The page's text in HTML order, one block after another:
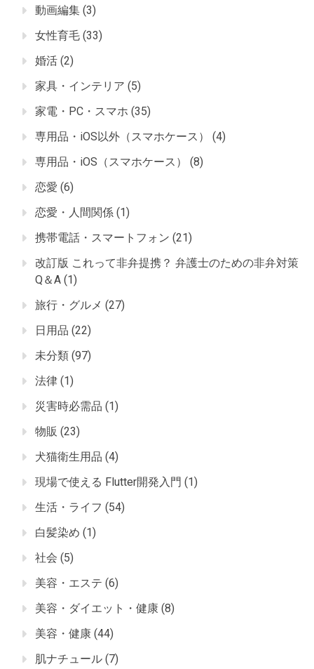
動画編集 (3)
女性育毛 (33)
婚活 (2)
家具・インテリア (5)
家電・PC・スマホ (35)
専用品・iOS以外（スマホケース）
(4)
専用品・iOS（スマホケース）
(8)
恋愛 (6)
恋愛・人間関係 (1)
携帯電話・スマートフォン (21)
改訂版 これって非弁提携？ 弁護士のための非弁対策
Q＆A (1)
旅行・グルメ (27)
日用品 (22)
未分類 (97)
法律 (1)
災害時必需品 (1)
物販 (23)
犬猫衛生用品 (4)
現場で使える Flutter開発入門 (1)
生活・ライフ (54)
白髪染め (1)
社会 (5)
美容・エステ (6)
美容・ダイエット・健康 (8)
美容・健康 (44)
肌ナチュール (7)